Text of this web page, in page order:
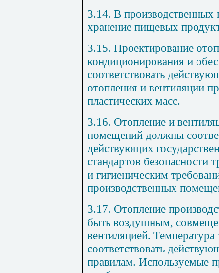
3.14. В
хранение пищевых
3.15. Проектирование
кондиционирования и
соответствовать
отопления и вентиляции
пластических масс.
3.16. Отопление и
помещений должны
действующих
стандартов безопасности
и гигиеническим
производственных
3.17. Отопление
быть воздушным,
вентиляцией.
соответствовать
правилам. Используемые